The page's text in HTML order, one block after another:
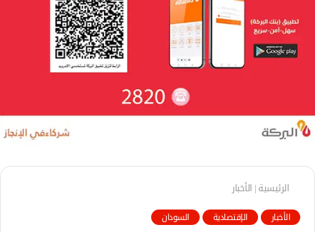
الرئيسية| الأخبار
الأخبار الإقتصادية السودان